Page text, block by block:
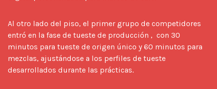
Al otro lado del piso, el primer grupo de competidores
entró en la fase de tueste de producción ,  con 30
minutos para tueste de origen único y 60 minutos para
mezclas, ajustándose a los perfiles de tueste
desarrollados durante las prácticas.